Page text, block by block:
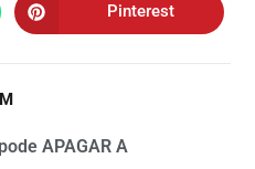
Pinterest
APAGAR A